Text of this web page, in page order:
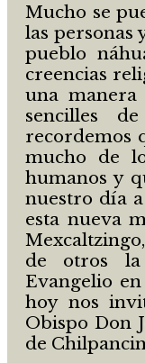
Mucho se
las personas
pueblo
creencias
una
sencilles
recordemos
mucho de
humanos y
nuestro día
esta nueva
de otros
Evangelio
hoy nos
Obispo Don
de